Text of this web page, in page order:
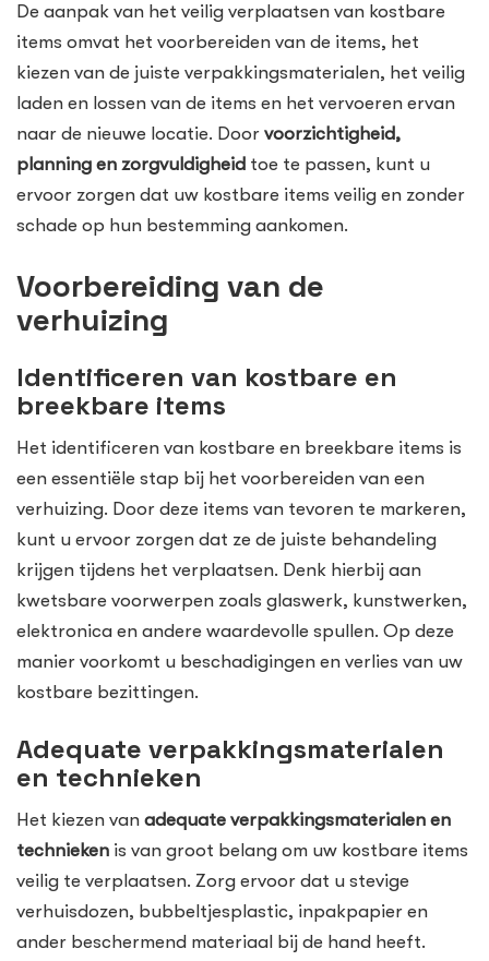
De aanpak van het veilig verplaatsen van kostbare
items omvat het voorbereiden van de items, het
kiezen van de juiste verpakkingsmaterialen, het veilig
laden en lossen van de items en het vervoeren ervan
naar de nieuwe locatie. Door voorzichtigheid,
planning en zorgvuldigheid toe te passen, kunt u
ervoor zorgen dat uw kostbare items veilig en zonder
schade op hun bestemming aankomen.
Voorbereiding van de
verhuizing
Identificeren van kostbare en
breekbare items
Het identificeren van kostbare en breekbare items is
een essentiële stap bij het voorbereiden van een
verhuizing. Door deze items van tevoren te markeren,
kunt u ervoor zorgen dat ze de juiste behandeling
krijgen tijdens het verplaatsen. Denk hierbij aan
kwetsbare voorwerpen zoals glaswerk, kunstwerken,
elektronica en andere waardevolle spullen. Op deze
manier voorkomt u beschadigingen en verlies van uw
kostbare bezittingen.
Adequate verpakkingsmaterialen
en technieken
Het kiezen van adequate verpakkingsmaterialen en
technieken is van groot belang om uw kostbare items
veilig te verplaatsen. Zorg ervoor dat u stevige
verhuisdozen, bubbeltjesplastic, inpakpapier en
ander beschermend materiaal bij de hand heeft.